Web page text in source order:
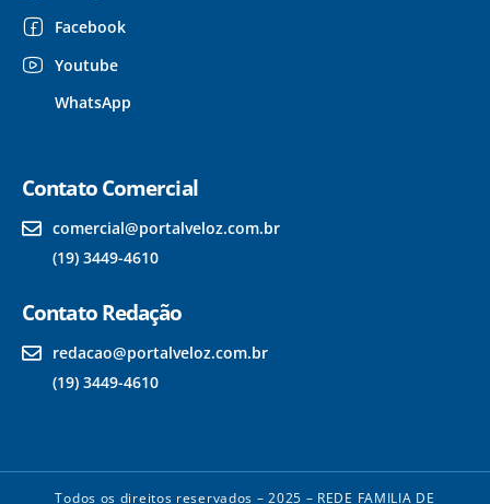
Facebook
Youtube
WhatsApp
Contato Comercial
comercial@portalveloz.com.br
(19) 3449-4610
Contato Redação
redacao@portalveloz.com.br
(19) 3449-4610
Todos os direitos reservados – 2025 – REDE FAMILIA DE